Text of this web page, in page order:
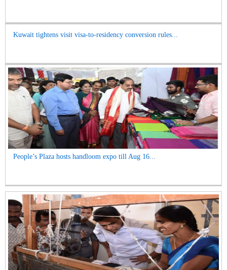
Kuwait tightens visit visa-to-residency conversion rules...
People’s Plaza hosts handloom expo till Aug 16...